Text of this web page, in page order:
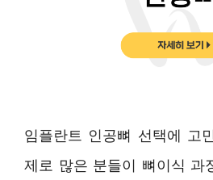
임플란트 인공뼈 선택에 고
제로 많은 분들이 뼈이식 과